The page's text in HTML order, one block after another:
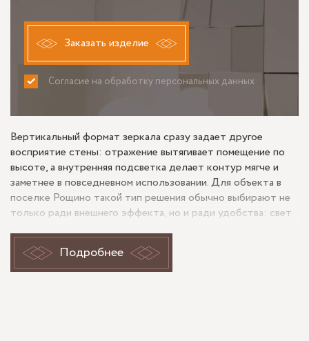
Заказать изделие
Согласие на обработку персональных данных
ПРИНИМАЮ НЕ ПРИНИМАЮ
Вертикальный формат зеркала сразу задает другое
восприятие стены: отражение вытягивает помещение по
высоте, а внутренняя подсветка делает контур мягче и
заметнее в повседневном использовании. Для объекта в
поселке Рощино такой тип решения обычно выбирают не
только ради внешнего эффекта, но и ради удобства: свет
без резкой тени на лице, а само зеркало работает как
отдельный источник освещения в утренние и вечерние
часы. При похожем заказе важно заранее обсудить, где
Подробнее